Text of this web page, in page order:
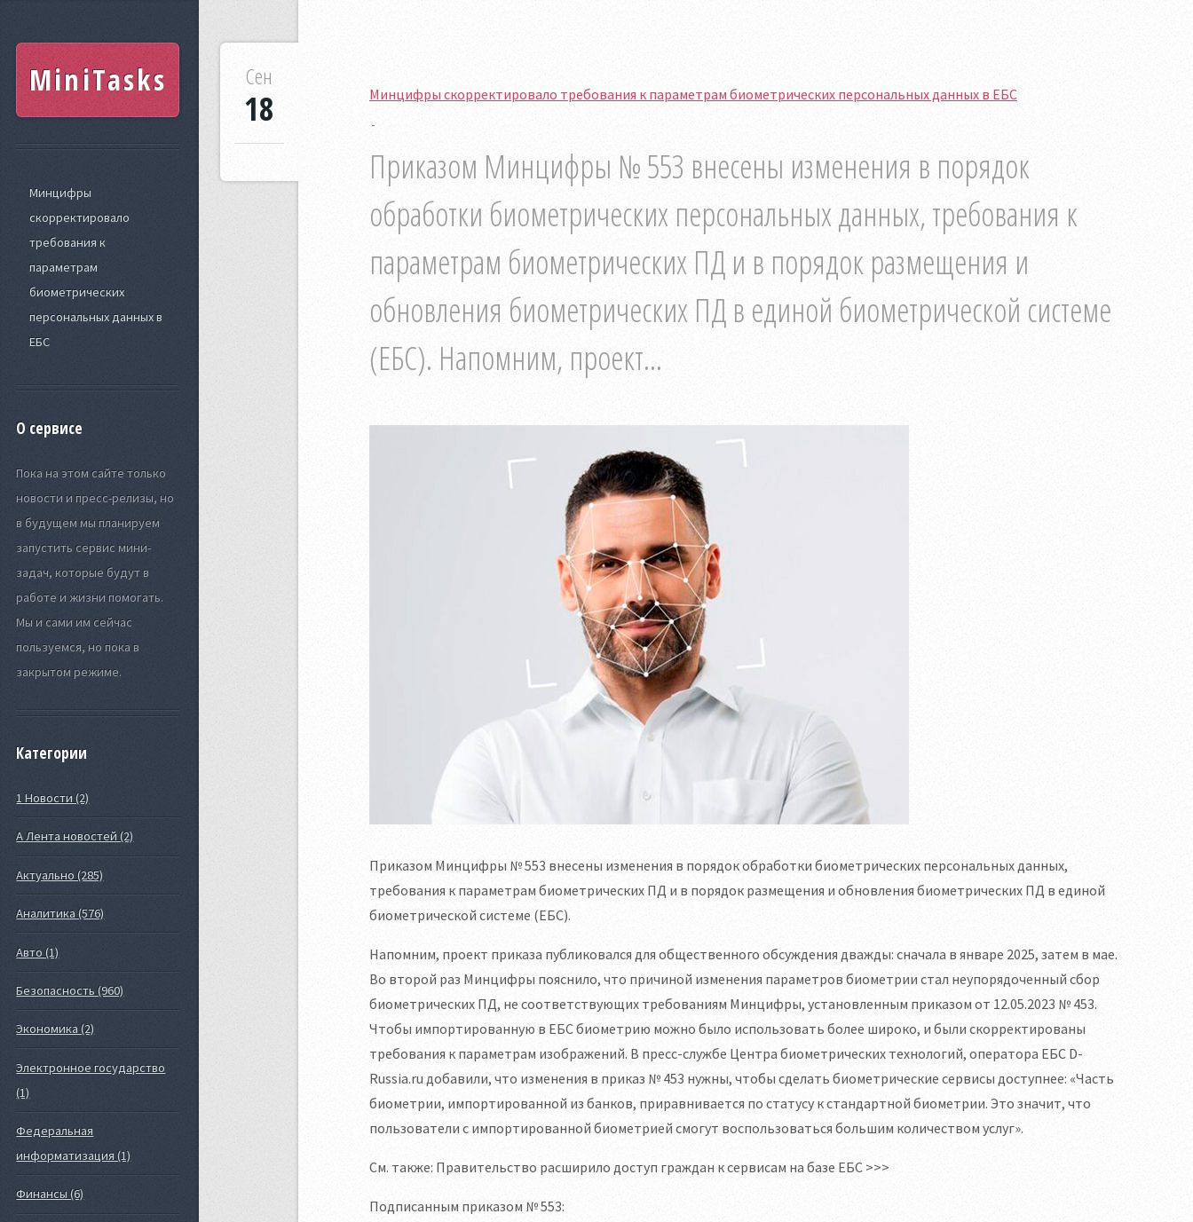
MiniTasks
Минцифры
скорректировало
требования к
параметрам
биометрических
персональных данных в
ЕБС
О сервисе
Пока на этом сайте только
новости и пресс-релизы, но
в будущем мы планируем
запустить сервис мини-
задач, которые будут в
работе и жизни помогать.
Мы и сами им сейчас
пользуемся, но пока в
закрытом режиме.
Категории
1 Новости (2)
А Лента новостей (2)
Актуально (285)
Аналитика (576)
Авто (1)
Безопасность (960)
Экономика (2)
Электронное государство
(1)
Федеральная
информатизация (1)
Финансы (6)
Минцифры скорректировало требования к параметрам биометрических персональных данных в ЕБС
Приказом Минцифры № 553 внесены изменения в порядок
обработки биометрических персональных данных, требования к
параметрам биометрических ПД и в порядок размещения и
обновления биометрических ПД в единой биометрической системе
(ЕБС). Напомним, проект...
Сен
18
Приказом Минцифры № 553 внесены изменения в порядок обработки биометрических персональных данных,
требования к параметрам биометрических ПД и в порядок размещения и обновления биометрических ПД в единой
биометрической системе (ЕБС).
Напомним, проект приказа публиковался для общественного обсуждения дважды: сначала в январе 2025, затем в мае.
Во второй раз Минцифры пояснило, что причиной изменения параметров биометрии стал неупорядоченный сбор
биометрических ПД, не соответствующих требованиям Минцифры, установленным приказом от 12.05.2023 № 453.
Чтобы импортированную в ЕБС биометрию можно было использовать более широко, и были скорректированы
требования к параметрам изображений. В пресс-службе Центра биометрических технологий, оператора ЕБС D-
Russia.ru добавили, что изменения в приказ № 453 нужны, чтобы сделать биометрические сервисы доступнее: «Часть
биометрии, импортированной из банков, приравнивается по статусу к стандартной биометрии. Это значит, что
пользователи с импортированной биометрией смогут воспользоваться большим количеством услуг».
См. также: Правительство расширило доступ граждан к сервисам на базе ЕБС >>>
Подписанным приказом № 553: